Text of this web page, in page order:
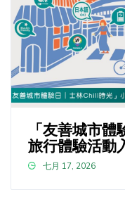
「友善城市
旅行體驗活動
七月 17, 2026